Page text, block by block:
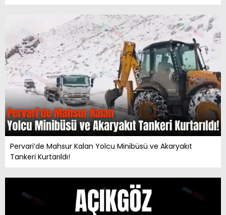
Pervari’de Mahsur Kalan Yolcu Minibüsü ve Akaryakıt
Tankeri Kurtarıldı!